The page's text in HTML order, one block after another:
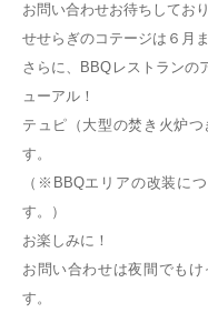
お問い合わせお待ちしており
せせらぎのコテージは６月
さらに、BBQレストランの
ューアル！
テュピ（大型の焚き火炉
す。
（※BBQエリアの改装に
す。）
お楽しみに！
お問い合わせは夜間でも
す。